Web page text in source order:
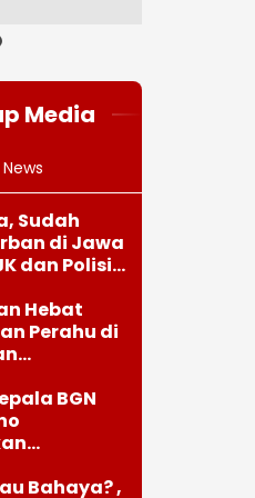
Media
Sudah
di Jawa
dan Polisi
Titip
Hebat
Perahu di
BGN
Ganda
Bahaya? ,